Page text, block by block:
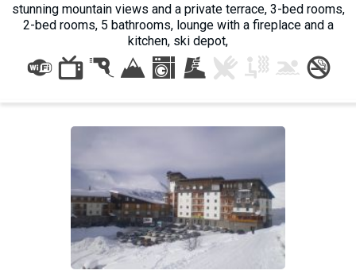
stunning mountain views and a private terrace, 3-bed rooms,
2-bed rooms, 5 bathrooms, lounge with a fireplace and a
kitchen, ski depot,